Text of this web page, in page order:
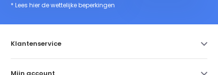
* Lees hier de wettelijke beperkingen
Klantenservice